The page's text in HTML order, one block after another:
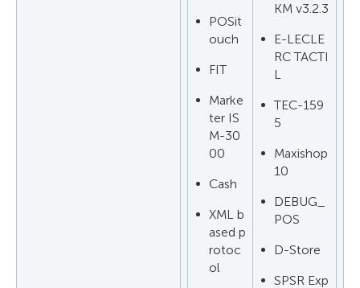
POSit
ouch
FIT
Marke
ter IS
M-30
00
Cash
XML b
ased p
rotoc
ol
KM v3.2.3
E-LECLE
RC TACTI
L
TEC-159
5
Maxishop
10
DEBUG_
POS
D-Store
SPSR Exp